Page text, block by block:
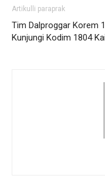
Artikulli paraprak
Tim Dalproggar Korem
Kunjungi Kodim 1804